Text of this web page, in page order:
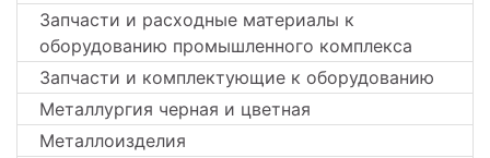
Запчасти и расходные материалы к
оборудованию промышленного комплекса
Запчасти и комплектующие к оборудованию
Металлургия черная и цветная
Металлоизделия